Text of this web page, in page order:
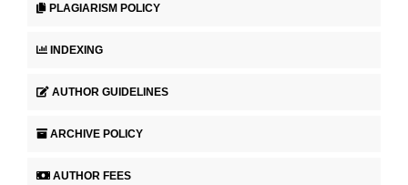
PLAGIARISM POLICY
INDEXING
AUTHOR GUIDELINES
ARCHIVE POLICY
AUTHOR FEES